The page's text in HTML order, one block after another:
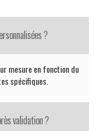
?
mesure en fonction du
spécifiques.
validation ?